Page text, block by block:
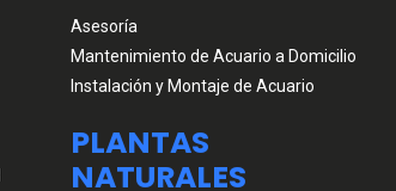
Asesoría
Mantenimiento de Acuario a Domicilio
Instalación y Montaje de Acuario
PLANTAS
NATURALES